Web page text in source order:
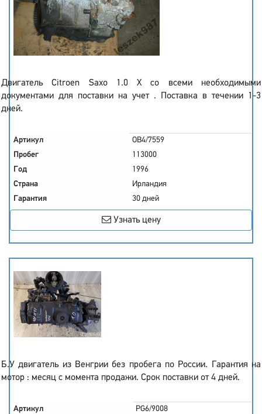
Двигатель Citroen Saxo 1.0 X со всеми необходимыми
документами для поставки на учет . Поставка в течении 1-3
дней.
Артикул
OB4/7559
Пробег
113000
Год
1996
Страна
Ирландия
Гарантия
30 дней
Узнать цену
Б.У двигатель из Венгрии без пробега по России. Гарантия на
мотор : месяц с момента продажи. Срок поставки от 4 дней.
Артикул
PG6/9008